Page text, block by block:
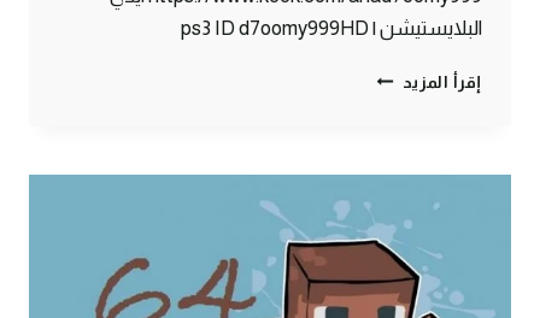
البلايستيشن | ps3 ID d7oomy999HD
إقرأ المزيد ماين
ظلم
65#
MINECRAFT
: